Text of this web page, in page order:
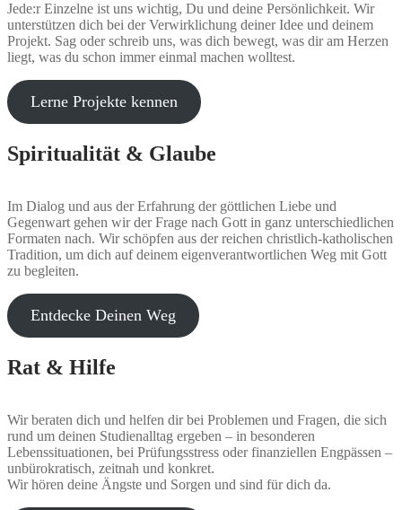
Jede:r Einzelne ist uns wichtig, Du und deine Persönlichkeit. Wir
unterstützen dich bei der Verwirklichung deiner Idee und deinem
Projekt. Sag oder schreib uns, was dich bewegt, was dir am Herzen
liegt, was du schon immer einmal machen wolltest.
Lerne Projekte kennen
Spiritualität & Glaube
Im Dialog und aus der Erfahrung der göttlichen Liebe und
Gegenwart gehen wir der Frage nach Gott in ganz unterschiedlichen
Formaten nach. Wir schöpfen aus der reichen christlich-katholischen
Tradition, um dich auf deinem eigenverantwortlichen Weg mit Gott
zu begleiten.
Entdecke Deinen Weg
Rat & Hilfe
Wir beraten dich und helfen dir bei Problemen und Fragen, die sich
rund um deinen Studienalltag ergeben – in besonderen
Lebenssituationen, bei Prüfungsstress oder finanziellen Engpässen –
unbürokratisch, zeitnah und konkret.
Wir hören deine Ängste und Sorgen und sind für dich da.